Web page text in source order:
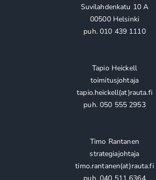
Suvilahdenkatu 10 A
00500 Helsinki
puh. 010 439 1110
Tapio Heickell
toimitusjohtaja
tapio.heickell(at)rauta.fi
puh. 050 555 2953
Timo Rantanen
strategiajohtaja
timo.rantanen(at)rauta.fi
puh. 040 511 6364